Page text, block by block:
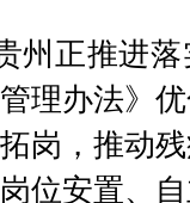
州正推进
理办法》
岗，推动
位安置、